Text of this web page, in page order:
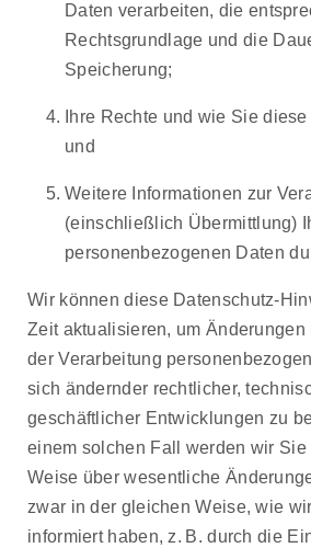
Daten verarbeiten, die
Rechtsgrundlage und die
Speicherung;
Ihre Rechte und wie Sie
und
Weitere Informationen zur
(einschließlich Übermittlung)
personenbezogenen Daten
Wir können diese Datenschutz-
Zeit aktualisieren, um
der Verarbeitung
sich ändernder rechtlicher,
geschäftlicher Entwicklungen zu
einem solchen Fall werden wir
Weise über wesentliche
zwar in der gleichen Weise, wie
informiert haben, z. B. durch die